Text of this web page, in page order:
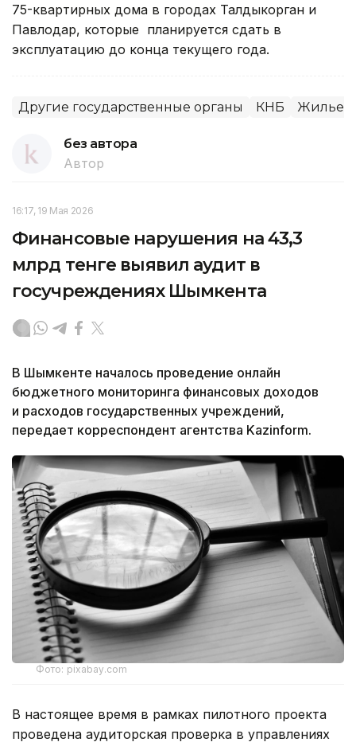
75-квартирных дома в городах Талдыкорган и
Павлодар, которые планируется сдать в
эксплуатацию до конца текущего года.
Другие государственные органы КНБ Жилье
без автора
Автор
16:17, 19 Мая 2026
Финансовые нарушения на 43,3
млрд тенге выявил аудит в
госучреждениях Шымкента
В Шымкенте началось проведение онлайн
бюджетного мониторинга финансовых доходов
и расходов государственных учреждений,
передает корреспондент агентства Kazinform.
Фото: pixabay.com
В настоящее время в рамках пилотного проекта
проведена аудиторская проверка в управлениях